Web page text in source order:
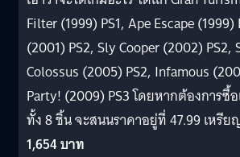
Filter (1999) PS1, Ape Escape (1999)
(2001) PS2, Sly Cooper (2002) PS2,
Colossus (2005) PS2, Infamous
Party! (2009) PS3 โดยหากต้องการ
ทั้ง 8 ชิ้น จะสนนราคาอยู่ที่ 47.99 เหรี
1,654 บาท